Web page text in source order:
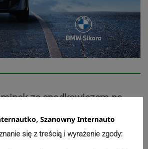
ze spadkowiczem na
Szanowny Internauto
się z treścią i wyrażenie zgody: